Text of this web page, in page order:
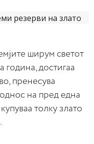
ширум светот
година, достигаа
пренесува
на пред една
толку злато